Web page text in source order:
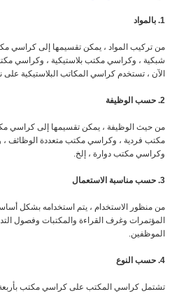
1. بالمواد
من تركيب المواد ، يمكن تقسيمها إلى كراسي
شبكية ، وكراسي مكتب بلاستيكية ، وكراسي
الآن ، تستخدم كراسي المكاتب البلاستيكية
2. حسب الوظيفة
من حيث الوظيفة ، يمكن تقسيمها إلى كراسي
مكتب فردية ، وكراسي مكتب متعددة الوظائف ،
وكراسي مكتب دوارة ، إلخ.
3. حسب مناسبة الاستعمال
من منظور الاستخدام ، يتم استخدامه بشكل
المؤتمرات وغرف القراءة والمكتبات وفصول
الموظفين.
4. حسب النوع
تشتمل كراسي المكتب على كراسي مكتب